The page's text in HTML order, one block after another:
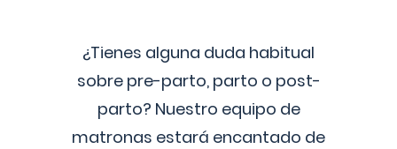
¿Tienes alguna duda habitual
sobre pre-parto, parto o post-
parto? Nuestro equipo de
matronas estará encantado de